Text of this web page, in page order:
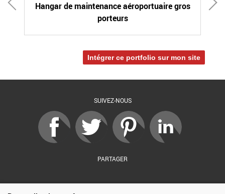
Hangar de maintenance aéroportuaire gros
porteurs
Intégrer ce portfolio sur mon site
SUIVEZ-NOUS
PARTAGER